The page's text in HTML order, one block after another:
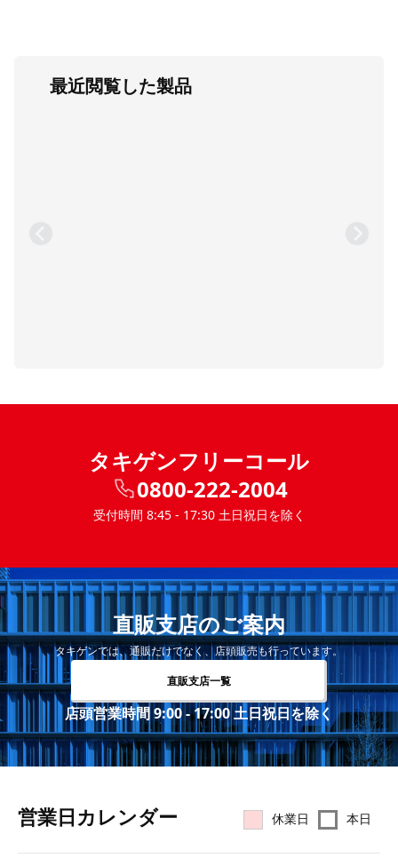
最近閲覧した製品
タキゲンフリーコール
0800-222-2004
受付時間 8:45 - 17:30 土日祝日を除く
直販支店のご案内
タキゲンでは、通販だけでなく、店頭販売も行っています。
直販支店一覧
店頭営業時間 9:00 - 17:00 土日祝日を除く
営業⽇カレンダー 休業日 本日